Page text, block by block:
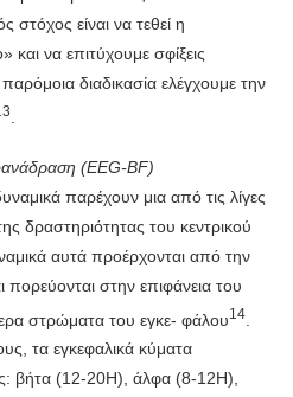
στόχος είναι να τεθεί η
να επιτύχουμε σφίξεις
διαδικασία ελέγχουμε την
(EEG-ΒF)
παρέχουν μια από τις λίγες
δραστηριότητας του κεντρικού
αυτά προέρχονται από την
στην επιφάνεια του
στρώματα του εγκε- φάλου14
τα εγκεφαλικά κύματα
βήτα (12-20Η), άλφα (8-12Η),